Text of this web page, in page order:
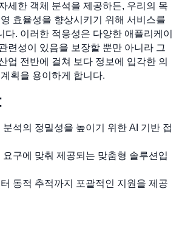
세한 객체 분석을 제공하든, 우리의 목
효율성을 향상시키기 위해 서비스를
다. 이러한 적응성은 다양한 애플리케이
련성이 있음을 보장할 뿐만 아니라 그
업 전반에 걸쳐 보다 정보에 입각한 의
획을 용이하게 합니다.
분석의 정밀성을 높이기 위한 AI 기반 접
요구에 맞춰 제공되는 맞춤형 솔루션입
동적 추적까지 포괄적인 지원을 제공